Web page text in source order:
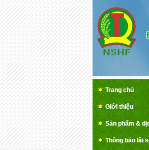
Trang chủ
Giới thiệu
Sản phẩm &
Thông báo lãi